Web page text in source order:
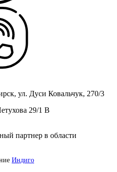
ул. Дуси Ковальчук, 270/3
29/1 В
партнер в области
Индиго